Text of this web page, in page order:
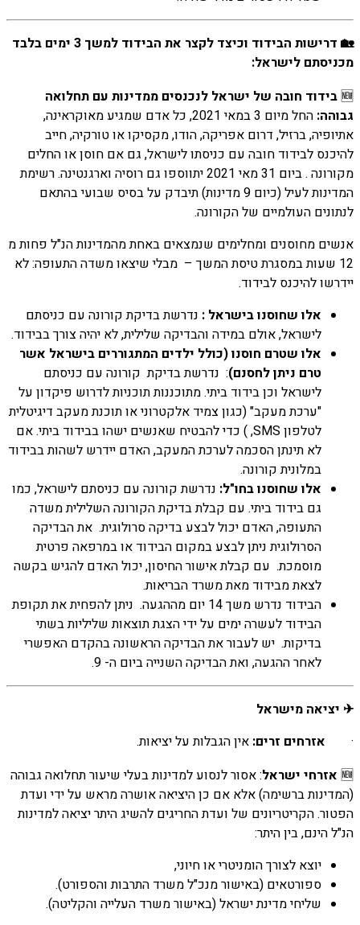
🏡 דרישות הבידוד וכיצד לקצר את הבידוד למשך 3 ימים בלבד
מכניסתם לישראל:
🆕בידוד חובה של ישראל לנכנסים ממדינות עם תחלואה
גבוהה:
החל מיום 3 במאי 2021, כל אדם שמגיע מאוקראינה,
אתיופיה, ברזיל, דרום אפריקה, הודו, מקסיקו או טורקיה, חייב
להיכנס לבידוד חובה עם כניסתו לישראל, גם אם חוסן או החלים
מקורונה . ביום 31 מאי 2021 יתווספו גם רוסיה וארגנטינה. רשימת
המדינות לעיל (כיום 9 מדינות) תיבדק על בסיס שבועי בהתאם
לנתונים העולמיים של הקורונה.
אנשים מחוסנים ומחלימים שנמצאים באחת מהמדינות הנ"ל פחות מ
12 שעות במסגרת טיסת המשך – מבלי שיצאו משדה התעופה: לא
יידרשו להיכנס לבידוד.
אלו שחוסנו בישראל : נדרשת בדיקת קורונה עם כניסתם
לישראל, אולם במידה והבדיקה שלילית, לא יהיה צורך בבידוד.
אלו שטרם חוסנו (כולל ילדים המתגוררים בישראל אשר
טרם ניתן לחסנם): נדרשת בדיקת קורונה עם כניסתם
לישראל וכן בידוד ביתי. מתוכננות תוכניות לדרוש פיקדון על
"ערכת מעקב" (כגון צמיד אלקטרוני או תוכנת מעקב דיגיטלית
לטלפון SMS, ) כדי להבטיח שאנשים ישהו בבידוד ביתי. אם
לא תינתן הסכמה לערכת המעקב, האדם יידרש לשהות בבידוד
במלונית קורונה.
אלו שחוסנו בחו"ל: נדרשת קורונה עם כניסתם לישראל, כמו
גם בידוד ביתי. עם קבלת בדיקת הקורונה השלילית משדה
התעופה, האדם יכול לבצע בדיקה סרולוגית. את הבדיקה
הסרולוגית ניתן לבצע במקום הבידוד או במרפאה פרטית
מוסמכת. עם קבלת אישור החיסון, יכול האדם להגיש בקשה
לצאת מבידוד מאת משרד הבריאות.
הבידוד נדרש משך 14 יום מההגעה. ניתן להפחית את תקופת
הבידוד לעשרה ימים על ידי הצגת תוצאות שליליות בשתי
בדיקות. יש לעבור את הבדיקה הראשונה בהקדם האפשרי
לאחר ההגעה, ואת הבדיקה השנייה ביום ה- 9.
✈ יציאה מישראל
· אזרחים זרים: אין הגבלות על יציאות.
🆕 אזרחי ישראל: אסור לנסוע למדינות בעלי שיעור תחלואה גבוהה
(המדינות ברשימה) אלא אם כן היציאה אושרה מראש על ידי ועדת
הפטור. הקריטריונים של ועדת החריגים להשיג היתר יציאה למדינות
הנ"ל הינם, בין היתר:
יוצא לצורך הומניטרי או חיוני,
ספורטאים (באישור מנכ"ל משרד התרבות והספורט).
שליחי מדינת ישראל (באישור משרד העלייה והקליטה).